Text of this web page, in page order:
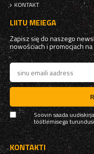
KONTAKT
LIITU MEIEGA
Zapisz się do naszego
nowościach i promocjach
Soovin saada
töötlemisega
KONTAKTI